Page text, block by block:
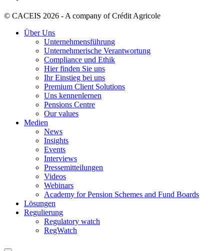
© CACEIS 2026 - A company of Crédit Agricole
Über Uns
Unternehmensführung
Unternehmerische Verantwortung
Compliance und Ethik
Hier finden Sie uns
Ihr Einstieg bei uns
Premium Client Solutions
Uns kennenlernen
Pensions Centre
Our values
Medien
News
Insights
Events
Interviews
Pressemitteilungen
Videos
Webinars
Academy for Pension Schemes and Fund Boards
Lösungen
Regulierung
Regulatory watch
RegWatch